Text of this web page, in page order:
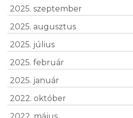
2025. szeptember
2025. augusztus
2025. július
2025. február
2025. január
2022. október